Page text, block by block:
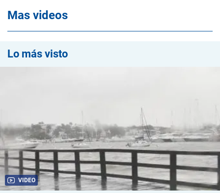
Mas videos
Lo más visto
VIDEO